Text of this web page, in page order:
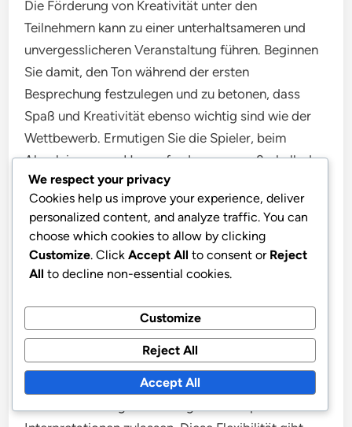
Die Förderung von Kreativität unter den
Teilnehmern kann zu einer unterhaltsameren und
unvergesslicheren Veranstaltung führen. Beginnen
Sie damit, den Ton während der ersten
Besprechung festzulegen und zu betonen, dass
Spaß und Kreativität ebenso wichtig sind wie der
Wettbewerb. Ermutigen Sie die Spieler, beim
Absolvieren von Herausforderungen außerhalb der
Norm zu denken.
Bieten Sie Anreize für kreative Ausdrucksformen,
wie Auszeichnungen für die besten Kostüme oder
die einfallsreichste Herausforderung. Dies kann die
engagieren und zu einer lebhaften Atmosphäre
beizutragen.
Stellen Sie schließlich sicher, dass die
We respect your privacy
Cookies help us improve your experience, deliver
personalized content, and analyze traffic. You can
choose which cookies to allow by clicking
Customize. Click Accept All to consent or Reject
All to decline non-essential cookies.
Customize
Reject All
Accept All